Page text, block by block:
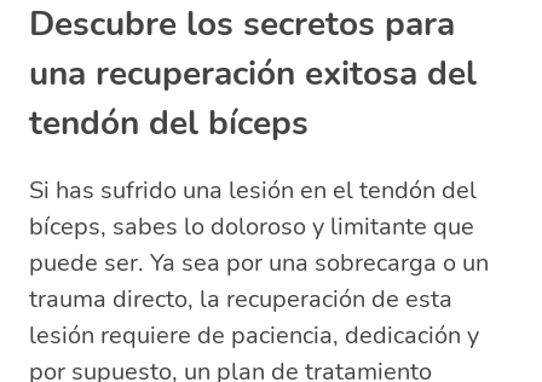
Descubre los secretos para
una recuperación exitosa del
tendón del bíceps
Si has sufrido una lesión en el tendón del
bíceps, sabes lo doloroso y limitante que
puede ser. Ya sea por una sobrecarga o un
trauma directo, la recuperación de esta
lesión requiere de paciencia, dedicación y
por supuesto, un plan de tratamiento